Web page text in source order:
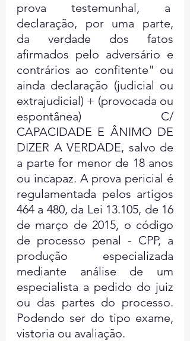
prova testemunhal, a
declaração, por uma parte,
da verdade dos fatos
afirmados pelo adversário e
contrários ao confitente" ou
ainda declaração (judicial ou
extrajudicial) + (provocada ou
espontânea) C/
CAPACIDADE E ÂNIMO DE
DIZER A VERDADE, salvo de
a parte for menor de 18 anos
ou incapaz. A prova pericial é
regulamentada pelos artigos
464 a 480, da Lei 13.105, de 16
de março de 2015, o código
de processo penal - CPP, a
produção especializada
mediante análise de um
especialista a pedido do juiz
ou das partes do processo.
Podendo ser do tipo exame,
vistoria ou avaliação.